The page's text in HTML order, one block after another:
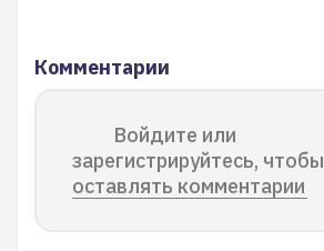
Комментарии
Войдите или
зарегистрируйтесь, чтобы
оставлять комментарии